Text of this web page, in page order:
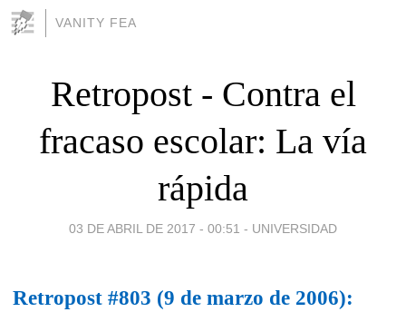
VANITY FEA
Retropost - Contra el
fracaso escolar: La vía
rápida
03 DE ABRIL DE 2017 - 00:51 - UNIVERSIDAD
Retropost #803 (9 de marzo de 2006):